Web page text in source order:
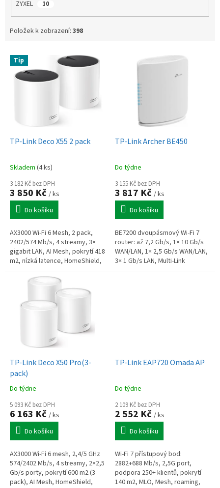
ZYXEL 10
Položek k zobrazení: 398
Tip
TP-Link Deco X55 2 pack
Skladem (4 ks)
3 182 Kč bez DPH
3 850 Kč / ks
Do košíku
AX3000 Wi-Fi 6 Mesh, 2 pack,
2402/574 Mb/s, 4 streamy, 3×
gigabit LAN, AI Mesh, pokrytí 418
m2, nízká latence, HomeShield,
rodičovská kontrola, snadné
nastavení Deco
TP-Link Archer BE450
Do týdne
3 155 Kč bez DPH
3 817 Kč / ks
Do košíku
BE7200 dvoupásmový Wi-Fi 7
router: až 7,2 Gb/s, 1× 10 Gb/s
WAN/LAN, 1× 2,5 Gb/s WAN/LAN,
3× 1 Gb/s LAN, Multi-Link
Operation, EasyMesh
TP-Link Deco X50 Pro(3-
pack)
Do týdne
5 093 Kč bez DPH
6 163 Kč / ks
Do košíku
AX3000 Wi-Fi 6 mesh, 2,4/5 GHz
574/2402 Mb/s, 4 streamy, 2×2,5
Gb/s porty, pokrytí 600 m2 (3-
pack), AI Mesh, HomeShield,
TP-Link EAP720 Omada AP
Do týdne
2 109 Kč bez DPH
2 552 Kč / ks
Do košíku
Wi-Fi 7 přístupový bod:
2882+688 Mb/s, 2,5G port,
podpora 250+ klientů, pokrytí
140 m2, MLO, Mesh, roaming,